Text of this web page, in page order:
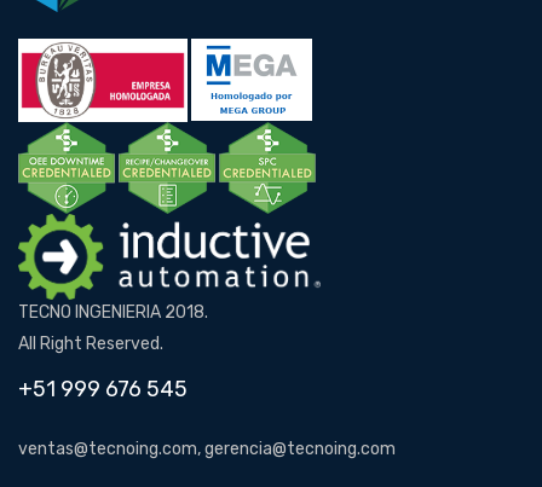
TECNO INGENIERIA 2018.
All Right Reserved.
+51 999 676 545
ventas@tecnoing.com, gerencia@tecnoing.com